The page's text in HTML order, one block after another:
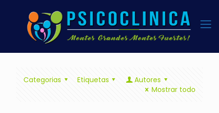
Categorias Etiquetas
Autores
Mostrar todo